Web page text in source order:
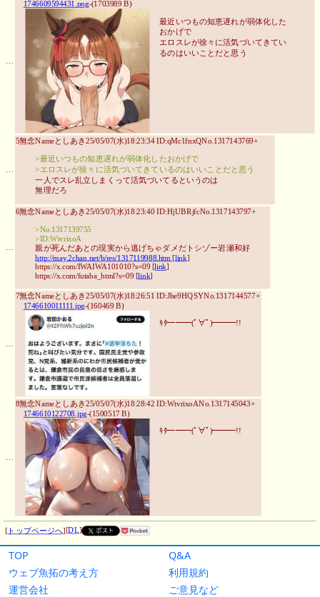
TOP
Q&A
ウェブ魚拓の考え方
利用規約
運営会社
ご意見など